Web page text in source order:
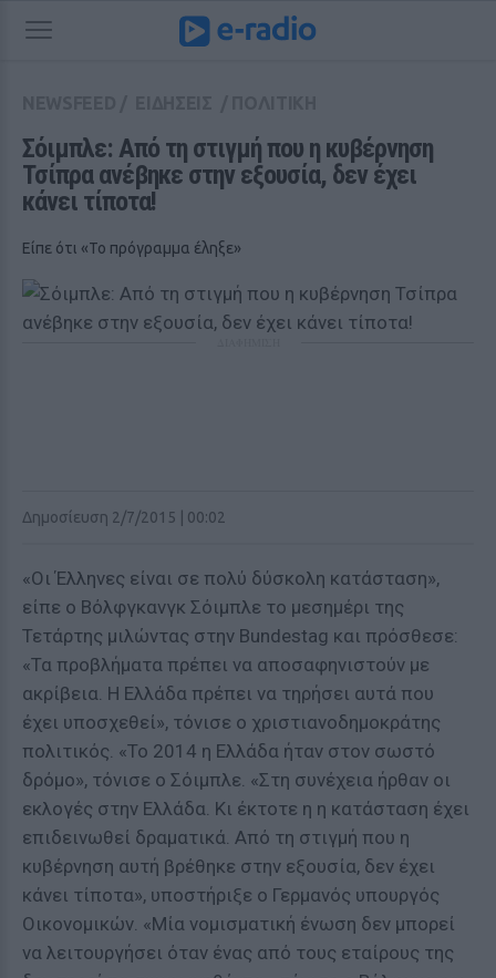
Σόιμπλε: Από τη στιγμή που η κυβέρνηση
Τσίπρα ανέβηκε στην εξουσία, δεν έχει
κάνει τίποτα!
Είπε ότι «Το πρόγραμμα έληξε»
Δημοσίευση 2/7/2015 | 00:02
«Oι Έλληνες είναι σε πολύ δύσκολη κατάσταση»,
είπε ο Βόλφγκανγκ Σόιμπλε το μεσημέρι της
Τετάρτης μιλώντας στην Bundestag και πρόσθεσε:
«Τα προβλήματα πρέπει να αποσαφηνιστούν με
ακρίβεια. H Ελλάδα πρέπει να τηρήσει αυτά που
έχει υποσχεθεί», τόνισε ο χριστιανοδημοκράτης
πολιτικός. «Το 2014 η Ελλάδα ήταν στον σωστό
δρόμο», τόνισε ο Σόιμπλε. «Στη συνέχεια ήρθαν οι
εκλογές στην Ελλάδα. Κι έκτοτε η η κατάσταση έχει
επιδεινωθεί δραματικά. Από τη στιγμή που η
κυβέρνηση αυτή βρέθηκε στην εξουσία, δεν έχει
κάνει τίποτα», υποστήριξε ο Γερμανός υπουργός
Οικονομικών. «Μία νομισματική ένωση δεν μπορεί
να λειτουργήσει όταν ένας από τους εταίρους της